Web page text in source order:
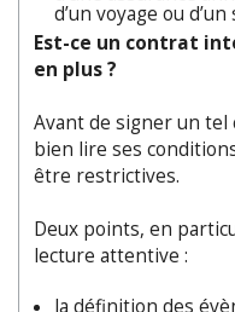
d’un voyage ou d’un
Est-ce un contrat
en plus ?
Avant de signer un
bien lire ses
être restrictives.
Deux points, en
lecture attentive :